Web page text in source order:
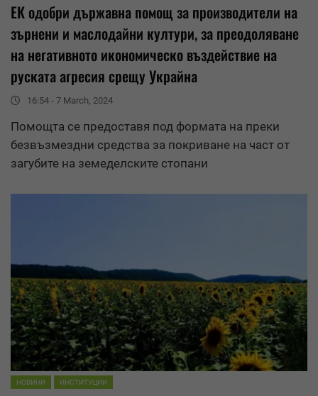
ЕК одобри държавна помощ за производители на
зърнени и маслодайни култури, за преодоляване
на негативното икономическо въздействие на
руската агресия срещу Украйна
16:54 - 7 March, 2024
Помощта се предоставя под формата на преки
безвъзмездни средства за покриване на част от
загубите на земеделските стопани
НОВИНИ ИНСТИТУЦИИ